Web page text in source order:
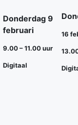
Donderdag 9
februari
9.00 – 11.00 uur
Digitaal
16